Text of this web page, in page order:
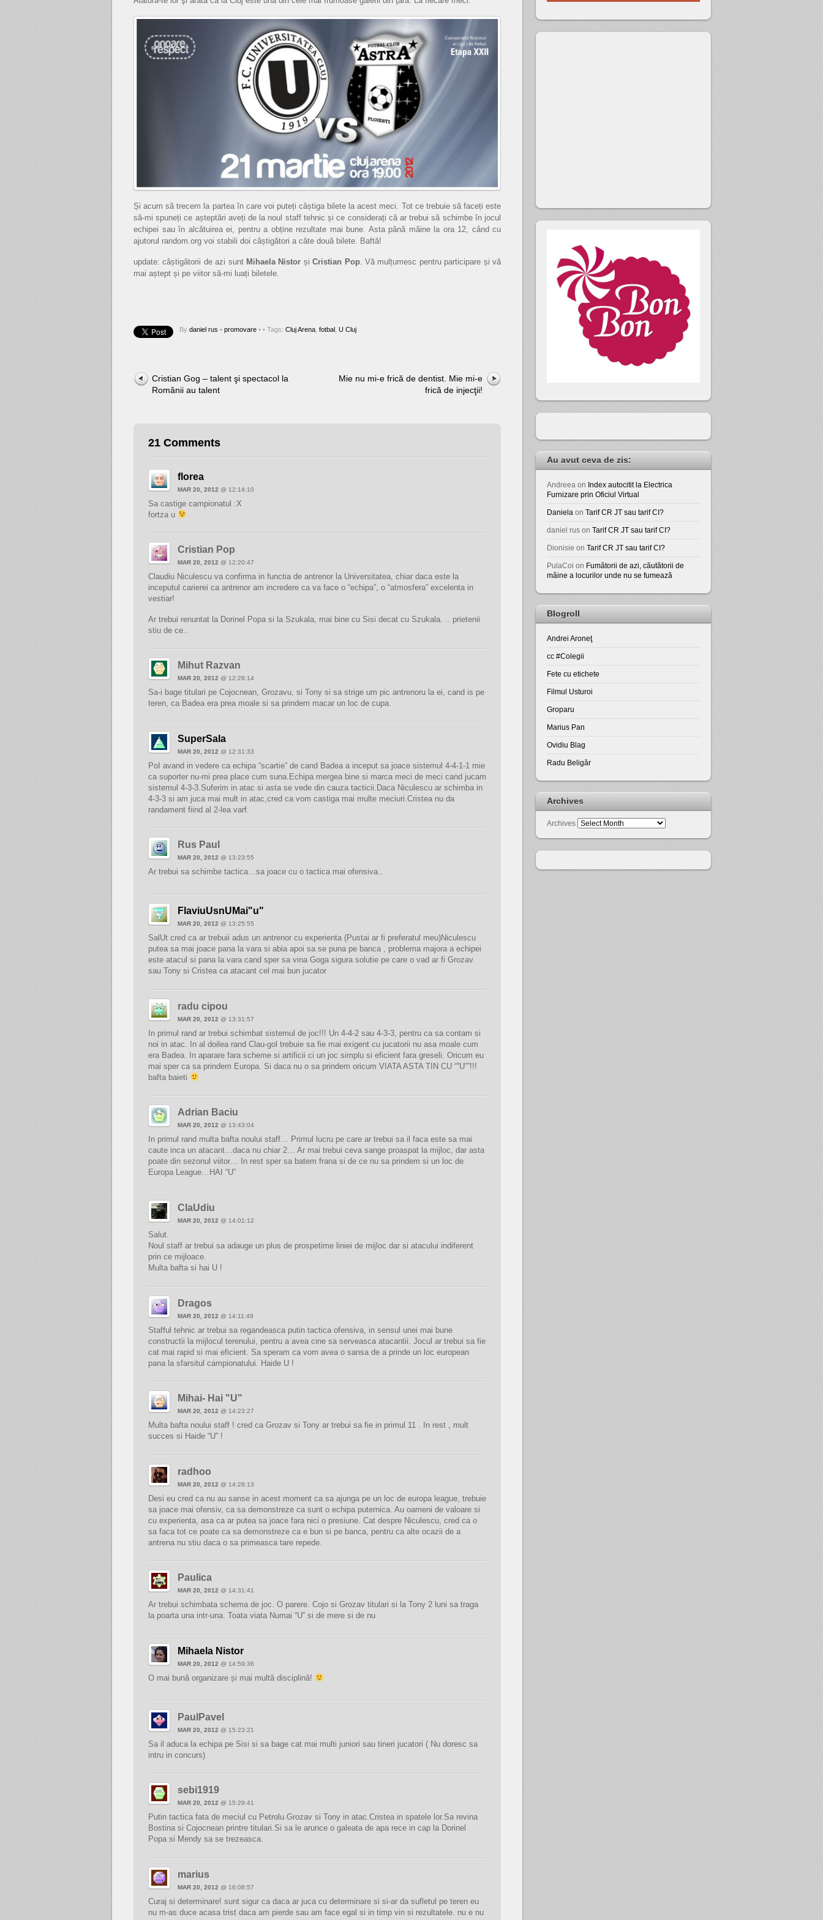
Și acum să trecem la partea în care voi puteți câștiga bilete la acest meci. Tot ce trebuie să faceți este
să-mi spuneți ce așteptări aveți de la noul staff tehnic și ce considerați că ar trebui să schimbe în jocul
echipei sau în alcătuirea ei, pentru a obține rezultate mai bune. Asta până mâine la ora 12, când cu
ajutorul random.org voi stabili doi câștigători a câte două bilete. Baftă!
update: câștigătorii de azi sunt Mihaela Nistor șiCristian Pop. Vă mulțumesc pentru participare și vă
mai aștept și pe viitor să-mi luați biletele.
By daniel rus • promovare • • Tags: Cluj Arena fotbal U Cluj
Cristian Gog – talent şi spectacol la
Românii au talent
Mie nu mi-e frică de dentist. Mie mi-e
frică de injecţii!
21 Comments
florea
MAR 20, 2012 @ 12:14:10
Sa castige campionatul :X
fortza u
Cristian Pop
MAR 20, 2012 @ 12:20:47
Claudiu Niculescu va confirma in functia de antrenor la Universitatea, chiar daca este la
inceputul carierei ca antrenor am incredere ca va face o “echipa”, o “atmosfera” excelenta in
vestiar!
Ar trebui renuntat la Dorinel Popa si la Szukala, mai bine cu Sisi decat cu Szukala. .. prietenii
stiu de ce..
Mihut Razvan
MAR 20, 2012 @ 12:28:14
Sa-i bage titulari pe Cojocnean, Grozavu, si Tony si sa strige um pic antrenoru la ei, cand is pe
teren, ca Badea era prea moale si sa prindem macar un loc de cupa.
SuperSala
MAR 20, 2012 @ 12:31:33
PoI avand in vedere ca echipa “scartie” de cand Badea a inceput sa joace sistemul 4-4-1-1 mie
ca suporter nu-mi prea place cum suna.Echipa mergea bine si marca meci de meci cand jucam
sistemul 4-3-3.Suferim in atac si asta se vede din cauza tacticii.Daca Niculescu ar schimba in
4-3-3 si am juca mai mult in atac,cred ca vom castiga mai multe meciuri.Cristea nu da
randament fiind al 2-lea varf.
Rus Paul
MAR 20, 2012 @ 13:23:55
Ar trebui sa schimbe tactica…sa joace cu o tactica mai ofensiva..
FlaviuUsnUMai"u"
MAR 20, 2012 @ 13:25:55
SalUt cred ca ar trebuii adus un antrenor cu experienta (Pustai ar fi preferatul meu)Niculescu
putea sa mai joace pana la vara si abia apoi sa se puna pe banca , problema majora a echipei
este atacul si pana la vara cand sper sa vina Goga sigura solutie pe care o vad ar fi Grozav
sau Tony si Cristea ca atacant cel mai bun jucator
radu cipou
MAR 20, 2012 @ 13:31:57
In primul rand ar trebui schimbat sistemul de joc!!! Un 4-4-2 sau 4-3-3, pentru ca sa contam si
noi in atac. In al doilea rand Clau-gol trebuie sa fie mai exigent cu jucatorii nu asa moale cum
era Badea. In aparare fara scheme si artificii ci un joc simplu si eficient fara greseli. Oricum eu
mai sper ca sa prindem Europa. Si daca nu o sa prindem oricum VIATA ASTA TIN CU “”U””!!!
bafta baieti
Adrian Baciu
MAR 20, 2012 @ 13:43:04
In primul rand multa bafta noului staff… Primul lucru pe care ar trebui sa il faca este sa mai
caute inca un atacant…daca nu chiar 2… Ar mai trebui ceva sange proaspat la mijloc, dar asta
poate din sezonul viitor… In rest sper sa batem frana si de ce nu sa prindem si un loc de
Europa League…HAI “U”
ClaUdiu
MAR 20, 2012 @ 14:01:12
Salut.
Noul staff ar trebui sa adauge un plus de prospetime liniei de mijloc dar si atacului indiferent
prin ce mijloace.
Multa bafta si hai U !
Dragos
MAR 20, 2012 @ 14:11:49
Stafful tehnic ar trebui sa regandeasca putin tactica ofensiva, in sensul unei mai bune
constructii la mijlocul terenului, pentru a avea cine sa serveasca atacantii. Jocul ar trebui sa fie
cat mai rapid si mai eficient. Sa speram ca vom avea o sansa de a prinde un loc european
pana la sfarsitul campionatului. Haide U !
Mihai- Hai "U"
MAR 20, 2012 @ 14:23:27
Multa bafta noului staff ! cred ca Grozav si Tony ar trebui sa fie in primul 11 . In rest , mult
succes si Haide “U” !
radhoo
MAR 20, 2012 @ 14:28:13
Desi eu cred ca nu au sanse in acest moment ca sa ajunga pe un loc de europa league, trebuie
sa joace mai ofensiv, ca sa demonstreze ca sunt o echipa puternica. Au oameni de valoare si
cu experienta, asa ca ar putea sa joace fara nici o presiune. Cat despre Niculescu, cred ca o
sa faca tot ce poate ca sa demonstreze ca e bun si pe banca, pentru ca alte ocazii de a
antrena nu stiu daca o sa primeasca tare repede.
Paulica
MAR 20, 2012 @ 14:31:41
Ar trebui schimbata schema de joc. O parere. Cojo si Grozav titulari si la Tony 2 luni sa traga
la poarta una intr-una. Toata viata Numai “U” si de mere si de nu
Mihaela Nistor
MAR 20, 2012 @ 14:59:36
O mai bună organizare și mai multă disciplină!
PaulPavel
MAR 20, 2012 @ 15:23:21
Sa il aduca la echipa pe Sisi si sa bage cat mai multi juniori sau tineri jucatori ( Nu doresc sa
intru in concurs)
sebi1919
MAR 20, 2012 @ 15:29:41
Putin tactica fata de meciul cu Petrolu.Grozav si Tony in atac.Cristea in spatele lor.Sa revina
Bostina si Cojocnean printre titulari.Si sa le arunce o galeata de apa rece in cap la Dorinel
Popa si Mendy sa se trezeasca.
marius
MAR 20, 2012 @ 16:08:57
Curaj si determinare! sunt sigur ca daca ar juca cu determinare si si-ar da sufletul pe teren eu
nu m-as duce acasa trist daca am pierde sau am face egal si in timp vin si rezultatele. nu e nu
Au avut ceva de zis:
Andreea on Index autocitit la Electrica
Furnizare prin Oficiul Virtual
Daniela on Tarif CR JT sau tarif CI?
daniel rus on Tarif CR JT sau tarif CI?
Dionisie on Tarif CR JT sau tarif CI?
PulaCoi on Fumătorii de azi, căutătorii de
mâine a locurilor unde nu se fumează
Blogroll
Andrei Aroneţ
cc #Colegii
Fete cu etichete
Filmul Usturoi
Groparu
Marius Pan
Ovidiu Blag
Radu Beligăr
Archives
Archives